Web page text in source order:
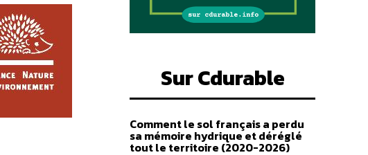
Sur Cdurable
Comment le sol français a perdu
sa mémoire hydrique et déréglé
tout le territoire (2020-2026)